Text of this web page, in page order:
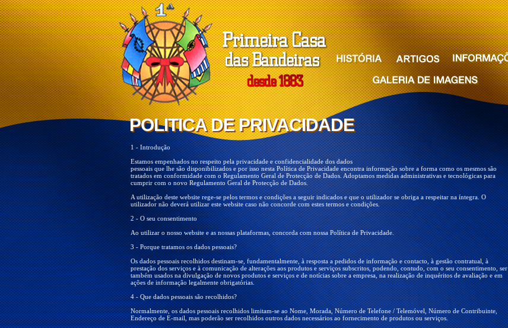
POLITICA DE PRIVACIDADE
POLITICA DE PRIVACIDADE
1 - Introdução
Estamos empenhados no respeito pela privacidade e confidencialidade dos dados
pessoais que lhe são disponibilizados e por isso nesta Política de Privacidade encontra informação sobre a forma como os mesmos são
tratados em conformidade com o Regulamento Geral de Protecção de Dados. Adoptamos medidas administrativas e tecnológicas para
cumprir com o novo Regulamento Geral de Protecção de Dados.
A utilização deste website rege-se pelos termos e condições a seguir indicados e que o utilizador se obriga a respeitar na íntegra. O
utilizador não deverá utilizar este website caso não concorde com estes termos e condições.
2 - O seu consentimento
Ao utilizar o nosso website e as nossas plataformas, concorda com nossa Política de Privacidade.
3 - Porque tratamos os dados pessoais?
Os dados pessoais recolhidos destinam-se, fundamentalmente, à resposta a pedidos de informação e contacto, à gestão contratual, à
prestação dos serviços e à comunicação de alterações aos produtos e serviços subscritos, podendo, contudo, com o seu consentimento, ser
também usados na divulgação de novos produtos e serviços e de notícias sobre a empresa, na realização de inquéritos de avaliação e em
ações de informação legalmente obrigatórias.
4 - Que dados pessoais são recolhidos?
Normalmente, os dados pessoais recolhidos limitam-se ao Nome, Morada, Número de Telefone / Telemóvel, Número de Contribuinte,
Endereço de E-mail, mas poderão ser recolhidos outros dados necessários ao fornecimento de produtos ou serviços.